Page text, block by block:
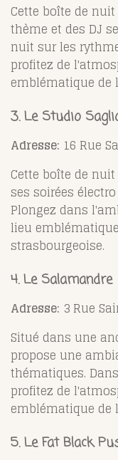
Cette boîte de
thème et des DJ
nuit sur les
profitez de
emblématique de
3. Le Studio
Adresse: 16 Rue
Cette boîte de
ses soirées
Plongez dans
lieu
strasbourgeoise.
4. Le Salamandre
Adresse: 3 Rue
Situé dans une
propose une
thématiques.
profitez de
emblématique de
5. Le Fat Black